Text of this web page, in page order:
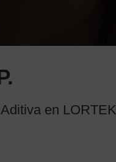
en LORTEK